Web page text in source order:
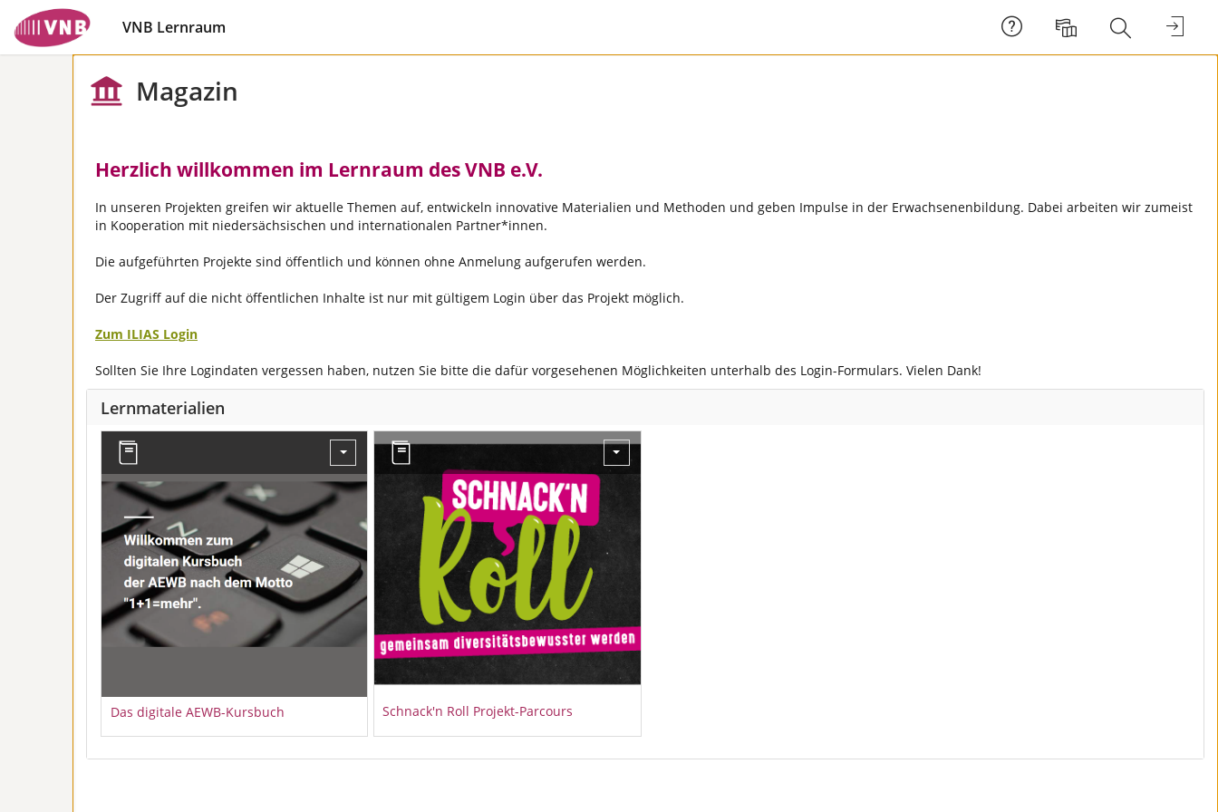
VNB Lernraum
Magazin
Herzlich willkommen im Lernraum des VNB e.V.
In unseren Projekten greifen wir aktuelle Themen auf, entwickeln innovative Materialien und Methoden und geben Impulse in der Erwachsenenbildung. Dabei arbeiten wir zumeist
in Kooperation mit niedersächsischen und internationalen Partner*innen.
Die aufgeführten Projekte sind öffentlich und können ohne Anmelung aufgerufen werden.
Der Zugriff auf die nicht öffentlichen Inhalte ist nur mit gültigem Login über das Projekt möglich.
Zum ILIAS Login
Sollten Sie Ihre Logindaten vergessen haben, nutzen Sie bitte die dafür vorgesehenen Möglichkeiten unterhalb des Login-Formulars. Vielen Dank!
Lernmaterialien
Das digitale AEWB-Kursbuch Schnack'n Roll Projekt-Parcours